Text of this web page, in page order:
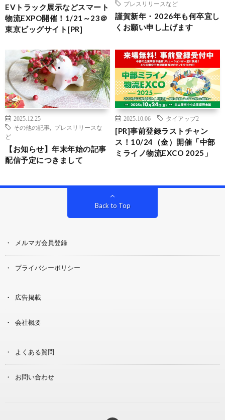
EVトラック展示などスマート
物流EXPO開催！1/21～23＠
東京ビッグサイト[PR]
プレスリリースなど
謹賀新年・2026年も何卒宜し
くお願い申し上げます
2025.12.25
その他の記事
プレスリリースな
ど
【お知らせ】年末年始の記事
配信予定につきまして
2025.10.06 タイアップ2
[PR]事前登録ラストチャン
ス！10/24（金）開催「中部
ミライノ物流EXCO 2025」
Back to Top
メルマガ会員登録
プライバシーポリシー
広告掲載
会社概要
よくある質問
お問い合わせ